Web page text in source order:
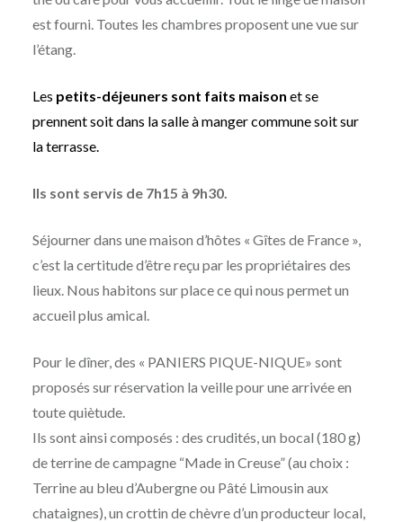
est fourni. Toutes les chambres proposent une vue sur
l’étang.
Les petits-déjeuners sont faits maison et se
prennent soit dans la salle à manger commune soit sur
la terrasse.
Ils sont servis de 7h15 à 9h30.
Séjourner dans une maison d’hôtes « Gîtes de France »,
c’est la certitude d’être reçu par les propriétaires des
lieux. Nous habitons sur place ce qui nous permet un
accueil plus amical.
Pour le dîner, des « PANIERS PIQUE-NIQUE» sont
proposés sur réservation la veille pour une arrivée en
toute quiètude.
Ils sont ainsi composés : des crudités, un bocal (180 g)
de terrine de campagne “Made in Creuse” (au choix :
Terrine au bleu d’Aubergne ou Pâté Limousin aux
chataignes), un crottin de chèvre d’un producteur local,